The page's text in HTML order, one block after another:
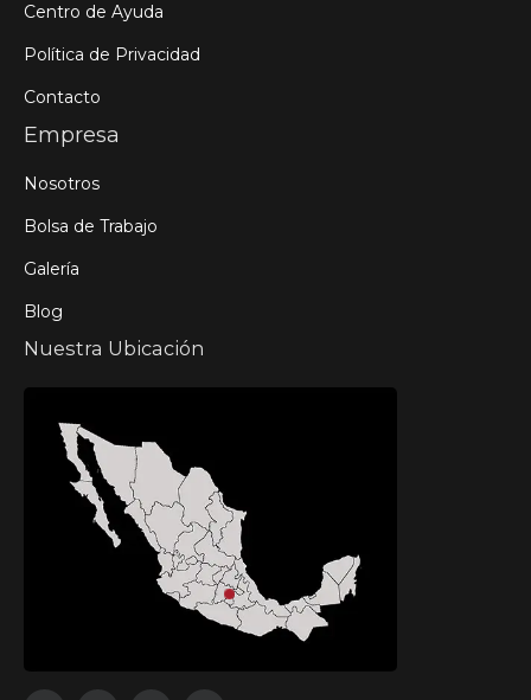
Centro de Ayuda
Política de Privacidad
Contacto
Empresa
Nosotros
Bolsa de Trabajo
Galería
Blog
Nuestra Ubicación